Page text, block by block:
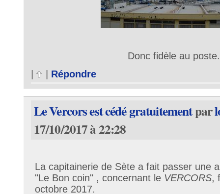
Donc fidèle au poste.
Répondre
Le Vercors est cédé gratuitementpar
17/10/2017 à 22:28
La capitainerie de Sète a fait passer une
"Le Bon coin" , concernant le VERCORS,
octobre 2017.